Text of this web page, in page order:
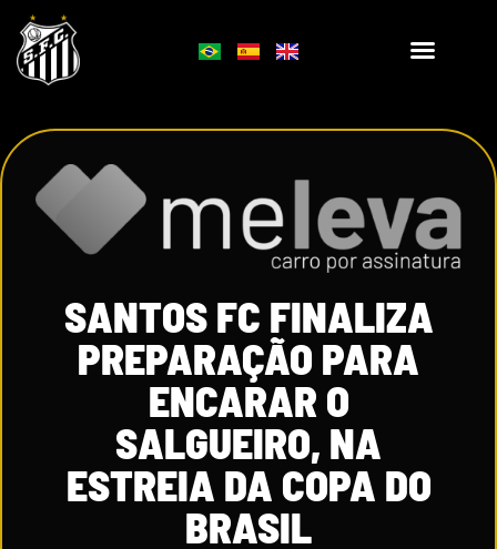
SANTOS FC FINALIZA
PREPARAÇÃO PARA
ENCARAR O
SALGUEIRO, NA
ESTREIA DA COPA DO
BRASIL